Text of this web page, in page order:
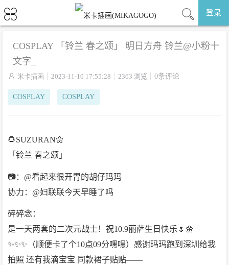
登录
COSPLAY 「铃兰 春之颂」 明日方舟 铃兰@小粉十
文字_
 米卡插画 2023-11-10 17:55:28 2363 浏览 0条评论
COSPLAY COSPLAY
🌻SUZURAN🌼
「铃兰 春之颂」
📷：@看起来很开胃的胡仔玛玛
协力：@妇联联今天早睡了吗
碎碎念：
是一天两套的二次元战士！祝10.9丽萨生日快乐🌷🌼
✨✨✨（顺便卡了个10点09分嘿嘿）感谢玛玛跑到深圳给我
拍照 还有我滴宝宝 同款裙子贴贴——